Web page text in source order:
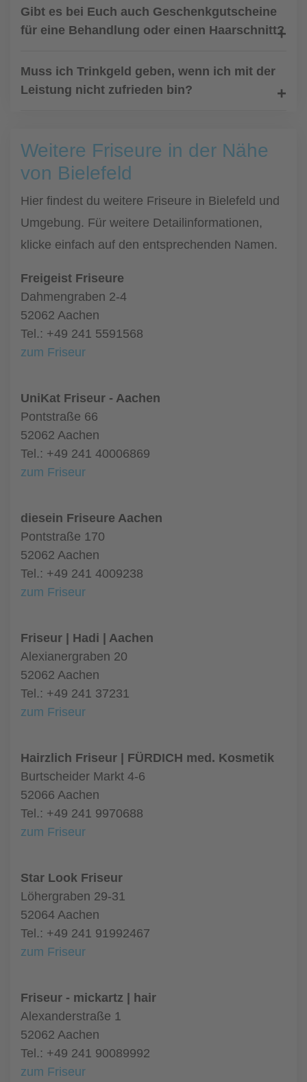
Gibt es bei Euch auch Geschenkgutscheine
für eine Behandlung oder einen Haarschnitt?
Muss ich Trinkgeld geben, wenn ich mit der
Leistung nicht zufrieden bin?
Weitere Friseure in der Nähe
von Bielefeld
Hier findest du weitere Friseure in Bielefeld und
Umgebung. Für weitere Detailinformationen,
klicke einfach auf den entsprechenden Namen.
Freigeist Friseure
Dahmengraben 2-4
52062 Aachen
Tel.: +49 241 5591568
zum Friseur
UniKat Friseur - Aachen
Pontstraße 66
52062 Aachen
Tel.: +49 241 40006869
zum Friseur
diesein Friseure Aachen
Pontstraße 170
52062 Aachen
Tel.: +49 241 4009238
zum Friseur
Friseur | Hadi | Aachen
Alexianergraben 20
52062 Aachen
Tel.: +49 241 37231
zum Friseur
Hairzlich Friseur | FÜRDICH med. Kosmetik
Burtscheider Markt 4-6
52066 Aachen
Tel.: +49 241 9970688
zum Friseur
Star Look Friseur
Löhergraben 29-31
52064 Aachen
Tel.: +49 241 91992467
zum Friseur
Friseur - mickartz | hair
Alexanderstraße 1
52062 Aachen
Tel.: +49 241 90089992
zum Friseur